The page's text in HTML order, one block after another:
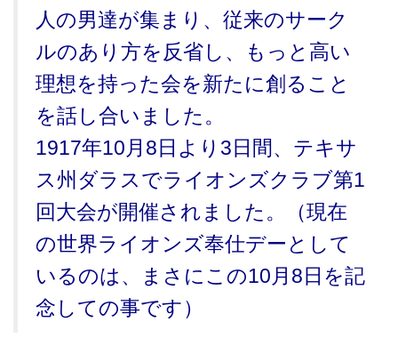
人の男達が集まり、従来のサーク
ルのあり方を反省し、もっと高い
理想を持った会を新たに創ること
を話し合いました。
1917年10月8日より3日間、テキサ
ス州ダラスでライオンズクラブ第1
回大会が開催されました。（現在
の世界ライオンズ奉仕デーとして
いるのは、まさにこの10月8日を記
念しての事です）